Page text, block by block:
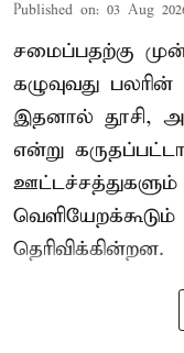
Published on: 03 Aug
சமைப்பதற்கு
கழுவுவது
இதனால் தூசி,
என்று
ஊட்டச்சத்துகளும்
தெரிவிக்கின்றன.